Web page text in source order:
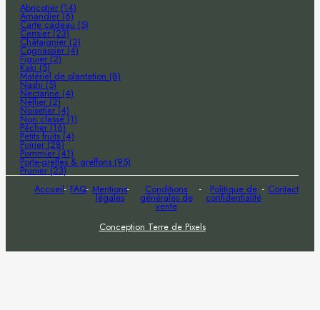
Abricotier (14)
Amandier (6)
Carte cadeau (5)
Cerisier (23)
Châtaignier (2)
Cognassier (4)
Figuier (2)
Kaki (5)
Matériel de plantation (8)
Nashi (5)
Nectarine (4)
Néflier (2)
Noisetier (4)
Non classé (1)
Pêcher (16)
Petits fruits (4)
Poirier (28)
Pommier (41)
Porte-greffes & greffons (95)
Prunier (23)
Accueil FAQ Mentions
légales
Conditions
générales de
vente
Politique de
confidentialité
Contact
Conception Terre de Pixels